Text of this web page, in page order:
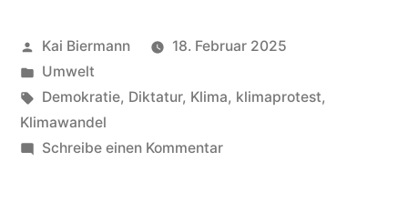
Veröffentlicht
von
Kai Biermann
18. Februar 2025
Veröffentlicht
in
Umwelt
Schlagwörter:
Demokratie, Diktatur, Klima, klimaprotest,
Klimawandel
Schreibe einen Kommentarzu